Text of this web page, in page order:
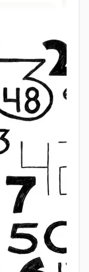
то его
и выбор
типа
бывает
если
и свести